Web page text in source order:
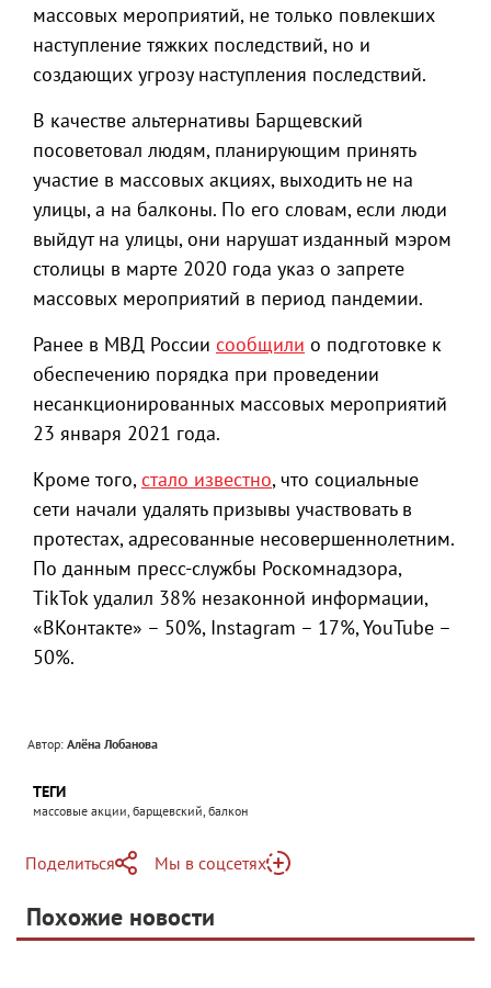
массовых мероприятий, не только повлекших
наступление тяжких последствий, но и
создающих угрозу наступления последствий.
В качестве альтернативы Барщевский
посоветовал людям, планирующим принять
участие в массовых акциях, выходить не на
улицы, а на балконы. По его словам, если люди
выйдут на улицы, они нарушат изданный мэром
столицы в марте 2020 года указ о запрете
массовых мероприятий в период пандемии.
Ранее в МВД России сообщили о подготовке к
обеспечению порядка при проведении
несанкционированных массовых мероприятий
23 января 2021 года.
Кроме того, стало известно, что социальные
сети начали удалять призывы участвовать в
протестах, адресованные несовершеннолетним.
По данным пресс-службы Роскомнадзора,
TikTok удалил 38% незаконной информации,
«ВКонтакте» – 50%, Instagram – 17%, YouTube –
50%.
Автор: Алёна Лобанова
ТЕГИ
массовые акции, барщевский, балкон
Поделиться
Мы в соцсетях
Яндекс Дзен
Похожие новости